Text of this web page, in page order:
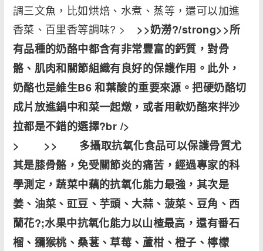
調三文魚，比如烘焙、水煮、蒸等，還可以加進
香菜、百里香等調味? > >>奶澇?/strong>>所
有品種的奶酪中都含有非常豐富的鈣質，對骨
骼、肌肉和關節組織有良好的保護作用。此外，
奶酪也是維生B6 和葉酸的重要來源。把硬奶酪切
成片放進鍋中和菜一起燉，或者用軟奶酪來拌沙
拉都是不錯的選擇?br />
> >> 多攝取抗氧化食品可以保護骨質尤
其是膝骨骼，免受關節炎的痛苦，經過專家的科
學測定，蔬菜中藕的抗氧化能力最強，其次是
姜、油菜、豇豆、芋頭、大蒜、菠菜、豆角、西
蘭花?;水果中抗氧化能力以山楂最高，還有番石
榴、獼猴桃、桑葚、草莓、蘆柑、橙子、檸檬